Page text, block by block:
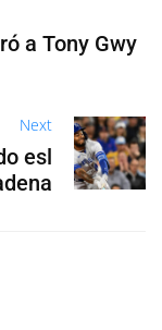
a Tony Gwy
Next
esl